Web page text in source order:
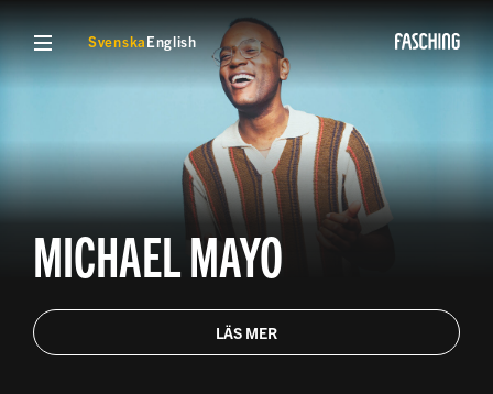
VISA MENY
SvenskaEnglish
MICHAEL MAYO
LÄS MER